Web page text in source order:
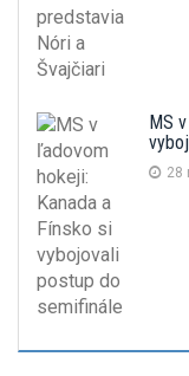
MS
28